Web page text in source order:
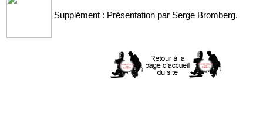
Supplément : Présentation par Serge Bromberg.